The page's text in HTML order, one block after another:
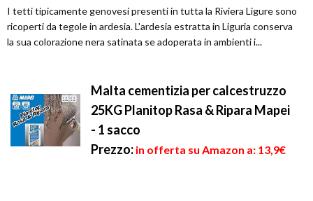
I tetti tipicamente genovesi presenti in tutta la Riviera Ligure sono
ricoperti da tegole in ardesia. L'ardesia estratta in Liguria conserva
la sua colorazione nera satinata se adoperata in ambienti i...
Malta cementizia per calcestruzzo
25KG Planitop Rasa & Ripara Mapei
- 1 sacco
Prezzo: in offerta su Amazon a: 13,9€